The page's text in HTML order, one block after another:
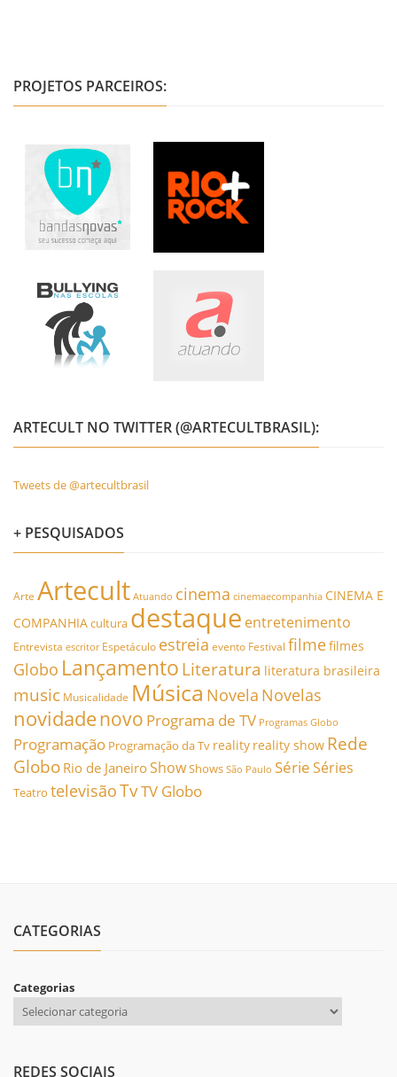
PROJETOS PARCEIROS:
ARTECULT NO TWITTER (@ARTECULTBRASIL):
Tweets de @artecultbrasil
+ PESQUISADOS
Arte Artecult Atuando cinema cinemaecompanhia CINEMA E
COMPANHIAcultura destaque entretenimento
Entrevista escritor Espetáculo estreia evento Festival filmefilmes
Globo Lançamento Literatura literatura brasileira
music Musicalidade Música Novela Novelas
novidadenovo Programa de TV Programas Globo
Programação Programação da Tv reality reality show Rede
Globo Rio de JaneiroShowShows São Paulo SérieSéries
Teatro televisãoTvTV Globo
CATEGORIAS
Categorias
REDES SOCIAIS